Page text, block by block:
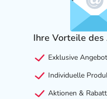
Ihre Vorteile
Exklusive
Individuelle
Aktionen &